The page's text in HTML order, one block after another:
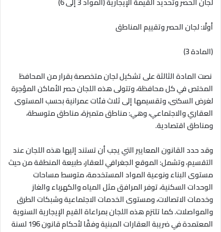
أولًا: لجان الحصر وتقييم المناطق
(المادة 3)
نصت المادة الثالثة على تشكيل لجان متخصصة بقرار من المحافظ
المختص في كل محافظة، وتتولى هذه اللجان حصر الأماكن المؤجرة
لغرض السكنى، وتقسيمها إلى ثلاث فئات عمرانية بحسب المستوى
العقاري والاجتماعي، وهي: مناطق متميزة، مناطق متوسطة،
ومناطق اقتصادية.
وقد حدد القانون المعايير التي يجب أن تستند إليها هذه اللجان عند
التقسيم، وتشمل: الموقع الجغرافي للعقار، طبيعة المنطقة من حيث
مستوى البناء ونوعية المواد المستخدمة، متوسط مساحات
الوحدات السكنية، توفر المرافق مثل المياه والكهرباء والغاز
وخدمات الاتصالات، ومستوى الخدمات الاجتماعية وشبكات الطرق
والمواصلات. كما تلتزم هذه اللجان بمراعاة القيم الإيجارية السنوية
المعتمدة في ضريبة العقارات المبنية وفقًا لأحكام قانون 196 لسنة